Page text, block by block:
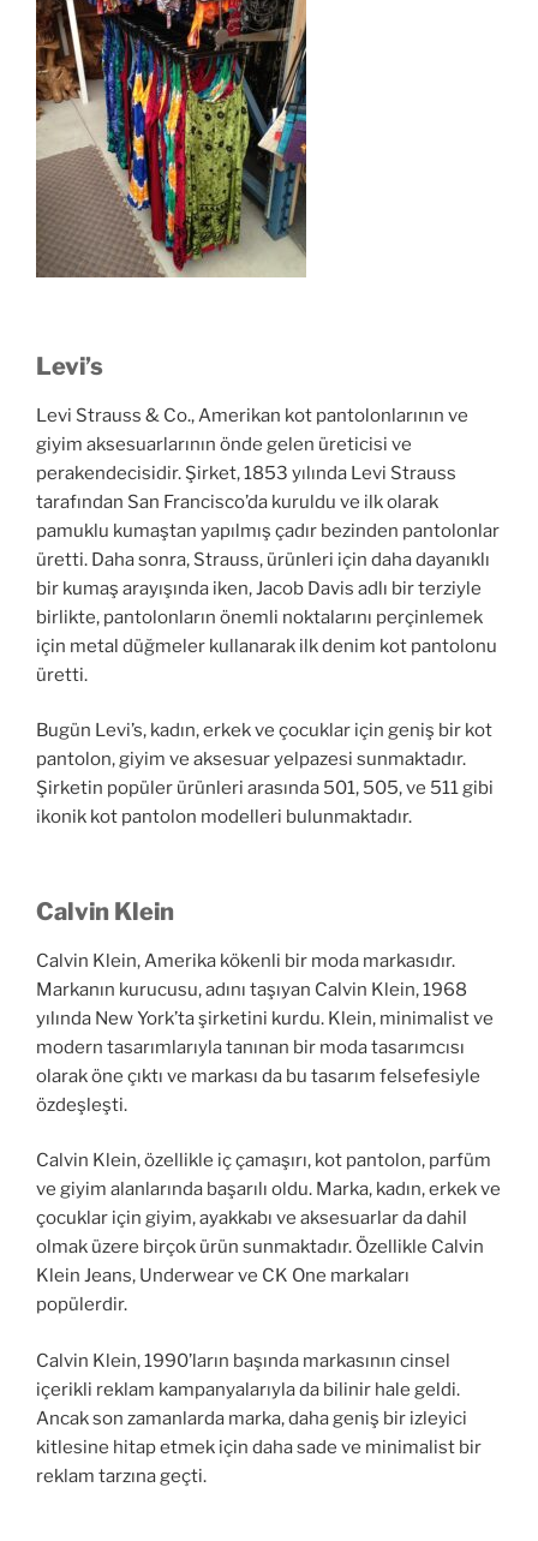
Levi’s
Levi Strauss & Co., Amerikan kot pantolonlarının ve
giyim aksesuarlarının önde gelen üreticisi ve
perakendecisidir. Şirket, 1853 yılında Levi Strauss
tarafından San Francisco’da kuruldu ve ilk olarak
pamuklu kumaştan yapılmış çadır bezinden pantolonlar
üretti. Daha sonra, Strauss, ürünleri için daha dayanıklı
bir kumaş arayışında iken, Jacob Davis adlı bir terziyle
birlikte, pantolonların önemli noktalarını perçinlemek
için metal düğmeler kullanarak ilk denim kot pantolonu
üretti.
Bugün Levi’s, kadın, erkek ve çocuklar için geniş bir kot
pantolon, giyim ve aksesuar yelpazesi sunmaktadır.
Şirketin popüler ürünleri arasında 501, 505, ve 511 gibi
ikonik kot pantolon modelleri bulunmaktadır.
Calvin Klein
Calvin Klein, Amerika kökenli bir moda markasıdır.
Markanın kurucusu, adını taşıyan Calvin Klein, 1968
yılında New York’ta şirketini kurdu. Klein, minimalist ve
modern tasarımlarıyla tanınan bir moda tasarımcısı
olarak öne çıktı ve markası da bu tasarım felsefesiyle
özdeşleşti.
Calvin Klein, özellikle iç çamaşırı, kot pantolon, parfüm
ve giyim alanlarında başarılı oldu. Marka, kadın, erkek ve
çocuklar için giyim, ayakkabı ve aksesuarlar da dahil
olmak üzere birçok ürün sunmaktadır. Özellikle Calvin
Klein Jeans, Underwear ve CK One markaları
popülerdir.
Calvin Klein, 1990’ların başında markasının cinsel
içerikli reklam kampanyalarıyla da bilinir hale geldi.
Ancak son zamanlarda marka, daha geniş bir izleyici
kitlesine hitap etmek için daha sade ve minimalist bir
reklam tarzına geçti.